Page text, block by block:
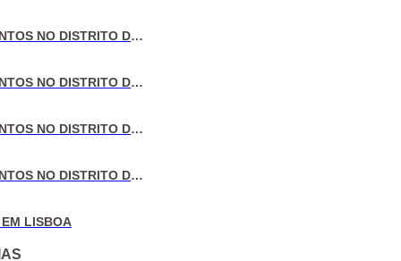
VENDA DE APARTAMENTOS NO DISTRITO DO PORTO
VENDA DE APARTAMENTOS NO DISTRITO DE AVEIRO
VENDA DE APARTAMENTOS NO DISTRITO DE COIMBRA
VENDA DE APARTAMENTOS NO DISTRITO DE LEIRIA
LISBOA